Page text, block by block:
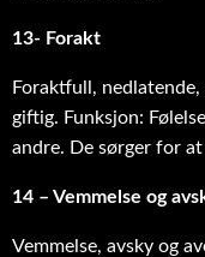
13- Forakt
Foraktfull,
giftig. Funksjon:
andre. De sørger for
14 – Vemmelse og
Vemmelse, avsky og